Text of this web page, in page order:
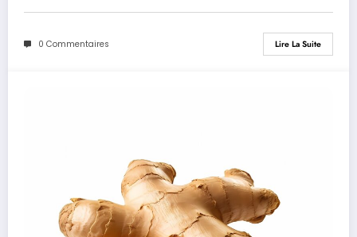
0 Commentaires Lire La Suite